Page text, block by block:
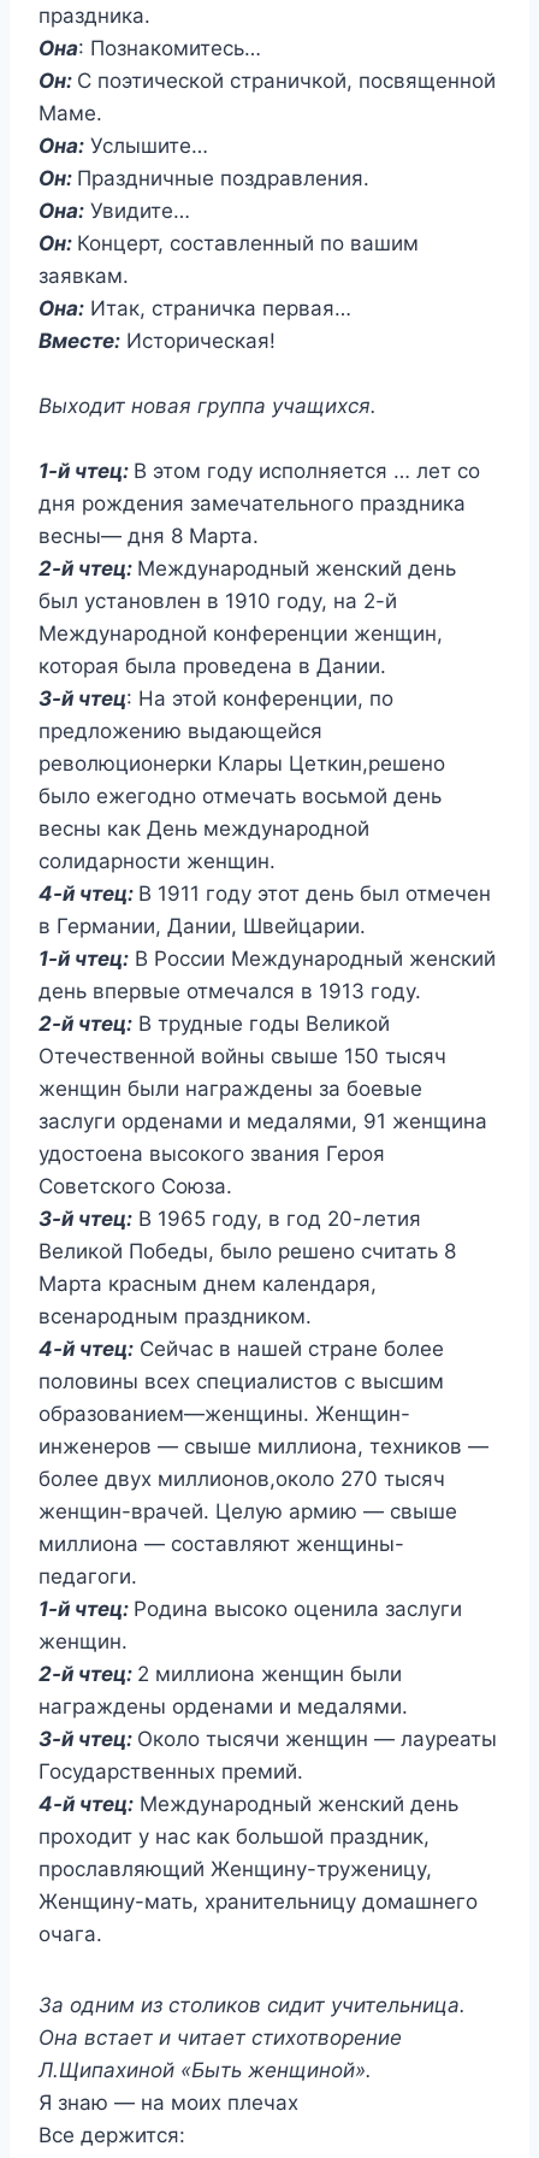
праздника.
Она: Познакомитесь…
Он: С поэтической страничкой, посвященной
Маме.
Она: Услышите…
Он: Праздничные поздравления.
Она: Увидите…
Он: Концерт, составленный по вашим
заявкам.
Она: Итак, страничка первая…
Вместе: Историческая!
Выходит новая группа учащихся.
1-й чтец: В этом году исполняется … лет со
дня рождения замечательного праздника
весны— дня 8 Марта.
2-й чтец: Международный женский день
был установлен в 1910 году, на 2-й
Международной конференции женщин,
которая была проведена в Дании.
3-й чтец: На этой конференции, по
предложению выдающейся
революционерки Клары Цеткин,решено
было ежегодно отмечать восьмой день
весны как День международной
солидарности женщин.
4-й чтец: В 1911 году этот день был отмечен
в Германии, Дании, Швейцарии.
1-й чтец: В России Международный женский
день впервые отмечался в 1913 году.
2-й чтец: В трудные годы Великой
Отечественной войны свыше 150 тысяч
женщин были награждены за боевые
заслуги орденами и медалями, 91 женщина
удостоена высокого звания Героя
Советского Союза.
3-й чтец: В 1965 году, в год 20-летия
Великой Победы, было решено считать 8
Марта красным днем календаря,
всенародным праздником.
4-й чтец: Сейчас в нашей стране более
половины всех специалистов с высшим
образованием—женщины. Женщин-
инженеров — свыше миллиона, техников —
более двух миллионов,около 270 тысяч
женщин-врачей. Целую армию — свыше
миллиона — составляют женщины-
педагоги.
1-й чтец: Родина высоко оценила заслуги
женщин.
2-й чтец: 2 миллиона женщин были
награждены орденами и медалями.
3-й чтец: Около тысячи женщин — лауреаты
Государственных премий.
4-й чтец: Международный женский день
проходит у нас как большой праздник,
прославляющий Женщину-труженицу,
Женщину-мать, хранительницу домашнего
очага.
За одним из столиков сидит учительница.
Она встает и читает стихотворение
Л.Щипахиной «Быть женщиной».
Я знаю — на моих плечах
Все держится: